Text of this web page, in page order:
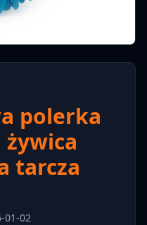
polerka
tarcza
01-02